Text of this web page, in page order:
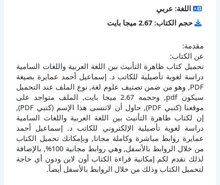
اللغة: عربي
حجم الكتاب: 2.67 ميجا بايت
مقدمة:
عن الكتاب:
تحميل كتاب ظاهرة التأنيث بين اللغة العربية واللغات السامية
دراسة لغوية تأصيلية للكاتب د. إسماعيل أحمد عمايرة بصيغة
PDF, وهو من ضمن تصنيف علوم لغة, نوع الملف عند التحميل
سيكون pdf, وحجمه 2.67 ميجا بايت, الملف متواجد على
موقعنا (كتبي PDF), حاول أن لاتنسى هذا الإسم (كتبي PDF),
إن لكتاب ظاهرة التأنيث بين اللغة العربية واللغات السامية
دراسة لغوية تأصيلية الإلكتروني للكاتب د. إسماعيل أحمد
عمايرة روابط مباشرة وكاملة مجانا, وبإمكانك تحميل الكتاب
من خلال الروابط بالأسفل, وهي روابط مجانية 100%, بالإضافة
لذلك نقدم لكم إمكانية قراءة الكتاب أون لاين ودون أي حاجة
لتحميل الكتاب وذلك من خلال الروابط بالأسفل أيضاً.